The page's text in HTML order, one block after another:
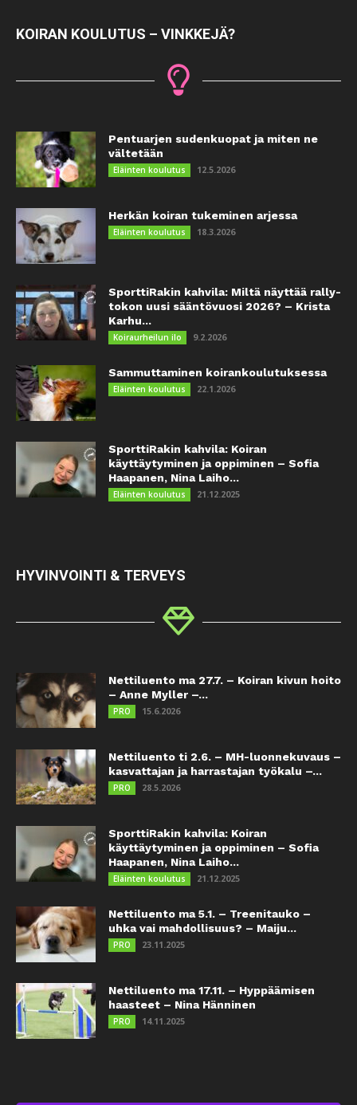
KOIRAN KOULUTUS – VINKKEJÄ?
Pentuarjen sudenkuopat ja miten ne
vältetään
Eläinten koulutus 12.5.2026
Herkän koiran tukeminen arjessa
Eläinten koulutus 18.3.2026
SporttiRakin kahvila: Miltä näyttää rally-
tokon uusi sääntövuosi 2026? – Krista
Karhu...
Koiraurheilun ilo 9.2.2026
Sammuttaminen koirankoulutuksessa
Eläinten koulutus 22.1.2026
SporttiRakin kahvila: Koiran
käyttäytyminen ja oppiminen – Sofia
Haapanen, Nina Laiho...
Eläinten koulutus 21.12.2025
HYVINVOINTI & TERVEYS
Nettiluento ma 27.7. – Koiran kivun hoito
– Anne Myller –...
PRO 15.6.2026
Nettiluento ti 2.6. – MH-luonnekuvaus –
kasvattajan ja harrastajan työkalu –...
PRO 28.5.2026
SporttiRakin kahvila: Koiran
käyttäytyminen ja oppiminen – Sofia
Haapanen, Nina Laiho...
Eläinten koulutus 21.12.2025
Nettiluento ma 5.1. – Treenitauko –
uhka vai mahdollisuus? – Maiju...
PRO 23.11.2025
Nettiluento ma 17.11. – Hyppäämisen
haasteet – Nina Hänninen
PRO 14.11.2025